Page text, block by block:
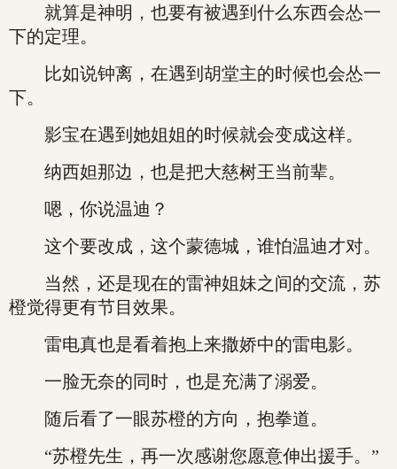
就算是神明，也要有被遇到什么东西会怂一
下的定理。
比如说钟离，在遇到胡堂主的时候也会怂一
下。
影宝在遇到她姐姐的时候就会变成这样。
纳西妲那边，也是把大慈树王当前辈。
嗯，你说温迪？
这个要改成，这个蒙德城，谁怕温迪才对。
当然，还是现在的雷神姐妹之间的交流，苏
橙觉得更有节目效果。
雷电真也是看着抱上来撒娇中的雷电影。
一脸无奈的同时，也是充满了溺爱。
随后看了一眼苏橙的方向，抱拳道。
“苏橙先生，再一次感谢您愿意伸出援手。”